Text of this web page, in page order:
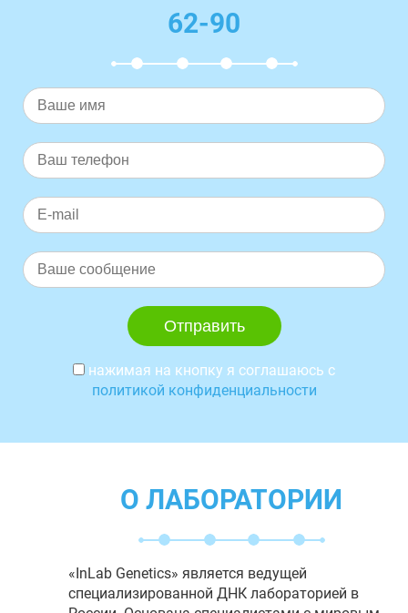
62-90
нажимая на кнопку я соглашаюсь с
политикой конфиденциальности
О ЛАБОРАТОРИИ
«InLab Genetics» является ведущей
специализированной ДНК лабораторией в